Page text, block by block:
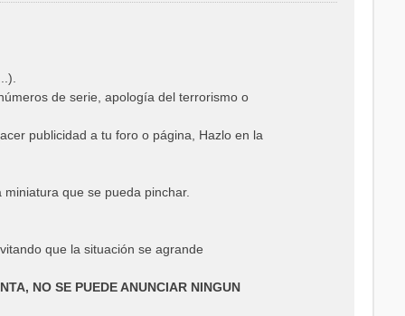
de serie, apología del terrorismo o
publicidad a tu foro o página, Hazlo en la
que se pueda pinchar.
que la situación se agrande
NO SE PUEDE ANUNCIAR NINGUN